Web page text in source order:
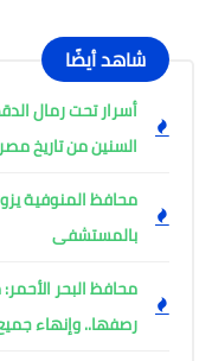
شاهد أيضًا
أسرار تحت رمال
السنين من تاريخ
محافظ المنوفية
بالمستشفى
محافظ البحر
رصفها.. وإنهاء